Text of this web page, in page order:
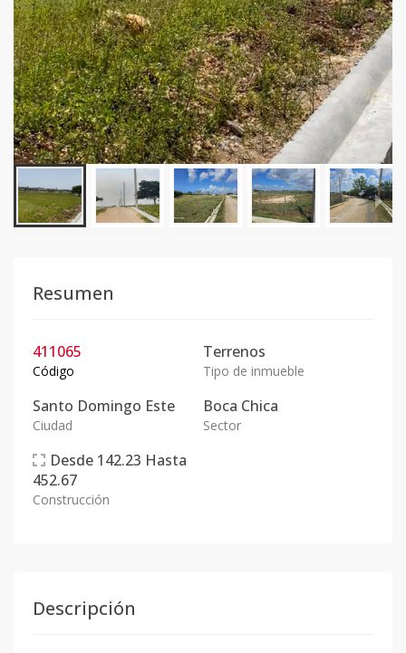
Resumen
411065
Código
Terrenos
Tipo de inmueble
Santo Domingo Este
Ciudad
Boca Chica
Sector
Desde 142.23 Hasta
452.67
Construcción
Descripción